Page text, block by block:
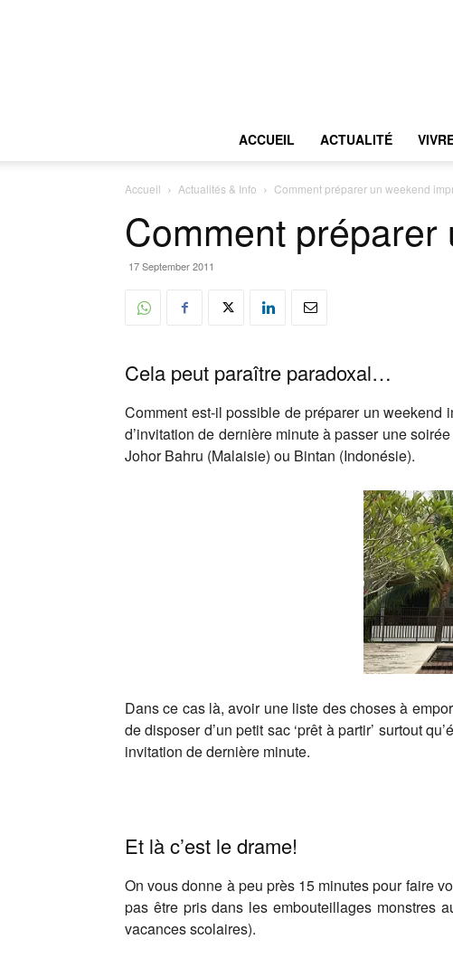
ACCUEIL ACTUALITÉ
Accueil Actualités & Info Comment préparer un weekend
Comment
17 September 2011
Cela peut paraître paradoxal…
Comment est-il possible de préparer un weekend
d’invitation de dernière minute à passer une
Johor Bahru (Malaisie) ou Bintan (Indonésie).
Dans ce cas là, avoir une liste des choses à
de disposer d’un petit sac ‘prêt à partir’ surtout
invitation de dernière minute.
Et là c’est le drame!
On vous donne à peu près 15 minutes pour faire
pas être pris dans les embouteillages monstres
vacances scolaires).